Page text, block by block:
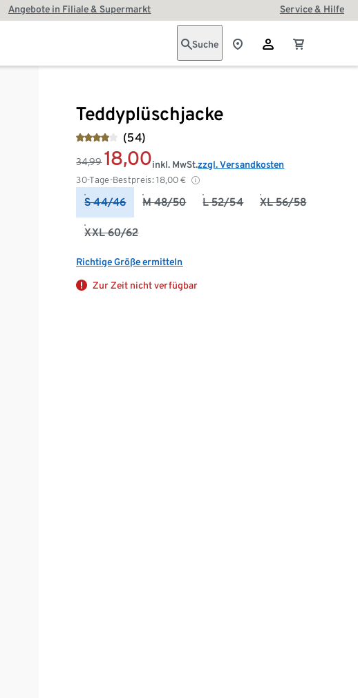
Angebote in Filiale & Supermarkt Service & Hilfe
Suche
Teddyplüschjacke
(54)
34,99 18,00
30-Tage-Bestpreis: 18,00 €
inkl. MwSt.zzgl. Versandkosten
S 44/46 M 48/50 L 52/54 XL 56/58
XXL 60/62
Richtige Größe ermitteln
Zur Zeit nicht verfügbar